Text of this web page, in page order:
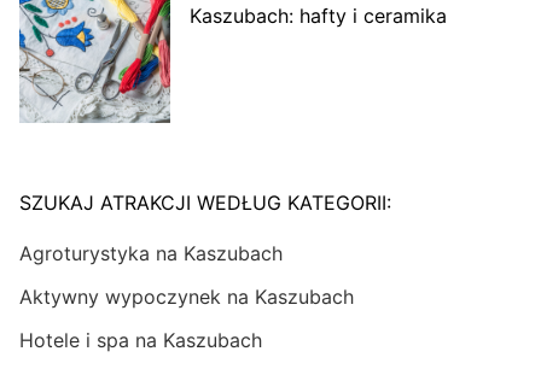
Kaszubach: hafty i ceramika
SZUKAJ ATRAKCJI WEDŁUG KATEGORII:
Agroturystyka na Kaszubach
Aktywny wypoczynek na Kaszubach
Hotele i spa na Kaszubach